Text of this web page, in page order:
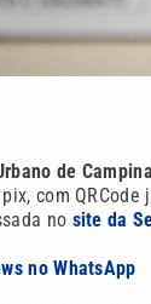
de
com
no site da
no WhatsApp